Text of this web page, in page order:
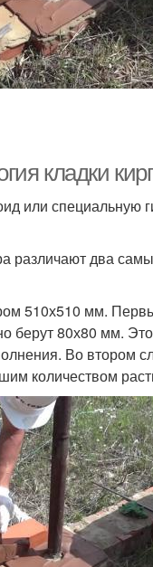
кладки
или специальную
различают два
510х510 мм.
берут 80х80 мм.
Во втором
количеством